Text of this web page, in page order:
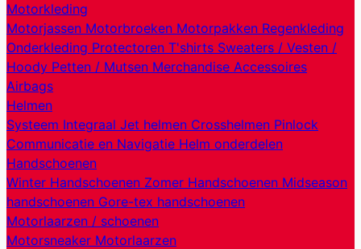
Motorkleding
Motorjassen Motorbroeken Motorpakken Regenkleding
Onderkleding Protectoren T'shirts Sweaters / Vesten /
Hoody Petten / Mutsen Merchandise Accessoires
Airbags
Helmen
Systeem Integraal Jet helmen Crosshelmen Pinlock
Communicatie en Navigatie Helm onderdelen
Handschoenen
Winter Handschoenen Zomer Handschoenen Midseason
handschoenen Gore-tex handschoenen
Motorlaarzen / schoenen
Motorsneaker Motorlaarzen